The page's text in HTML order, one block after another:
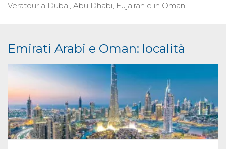
Veratour a Dubai, Abu Dhabi, Fujairah e in Oman.
Emirati Arabi e Oman: località